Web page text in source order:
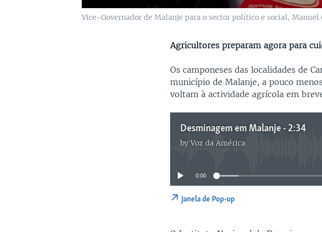
Vice-Governador de Malanje para o sector político e social, Manuel
Agricultores preparam agora para
Os camponeses das localidades de
município de Malanje, a pouco
voltam à actividade agrícola em
Desminagem em Malanje - 2:34
byVoz da América
0:00
Janela de Pop-up